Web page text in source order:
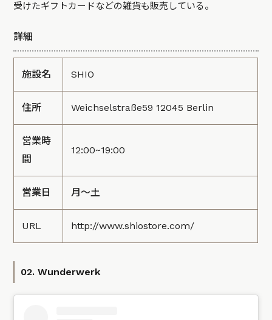
受けたギフトカードなどの雑貨も販売している。
詳細
施設名 SHIO
住所 Weichselstraße59 12045 Berlin
営業時
間
12:00~19:00
営業日 月～土
URL http://www.shiostore.com/
02. Wunderwerk